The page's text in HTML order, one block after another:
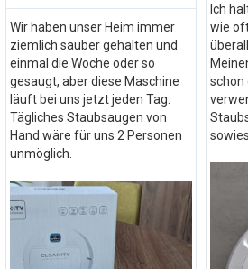
Wir haben unser Heim immer
ziemlich sauber gehalten und
einmal die Woche oder so
gesaugt, aber diese Maschine
läuft bei uns jetzt jeden Tag.
Tägliches Staubsaugen von
Hand wäre für uns 2 Personen
unmöglich.
Ich
wie
schon